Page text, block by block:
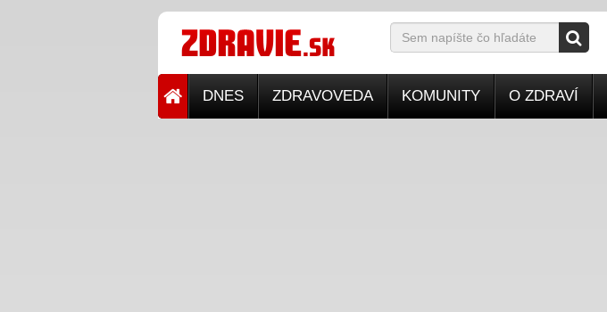
DNES ZDRAVOVEDA KOMUNITY O ZDRAVÍ